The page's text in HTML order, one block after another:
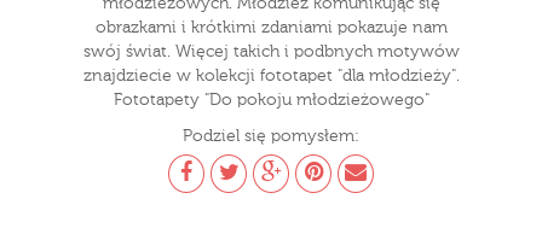
obrazkami i krótkimi zdaniami pokazuje nam
swój świat. Więcej takich i podbnych motywów
znajdziecie w kolekcji fototapet "dla młodzieży".
Fototapety "Do pokoju młodzieżowego"
Podziel się pomysłem: